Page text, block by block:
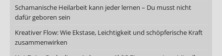
Schamanische Heilarbeit kann jeder lernen – Du musst nicht
dafür geboren sein
Kreativer Flow: Wie Ekstase, Leichtigkeit und schöpferische Kraft
zusammenwirken